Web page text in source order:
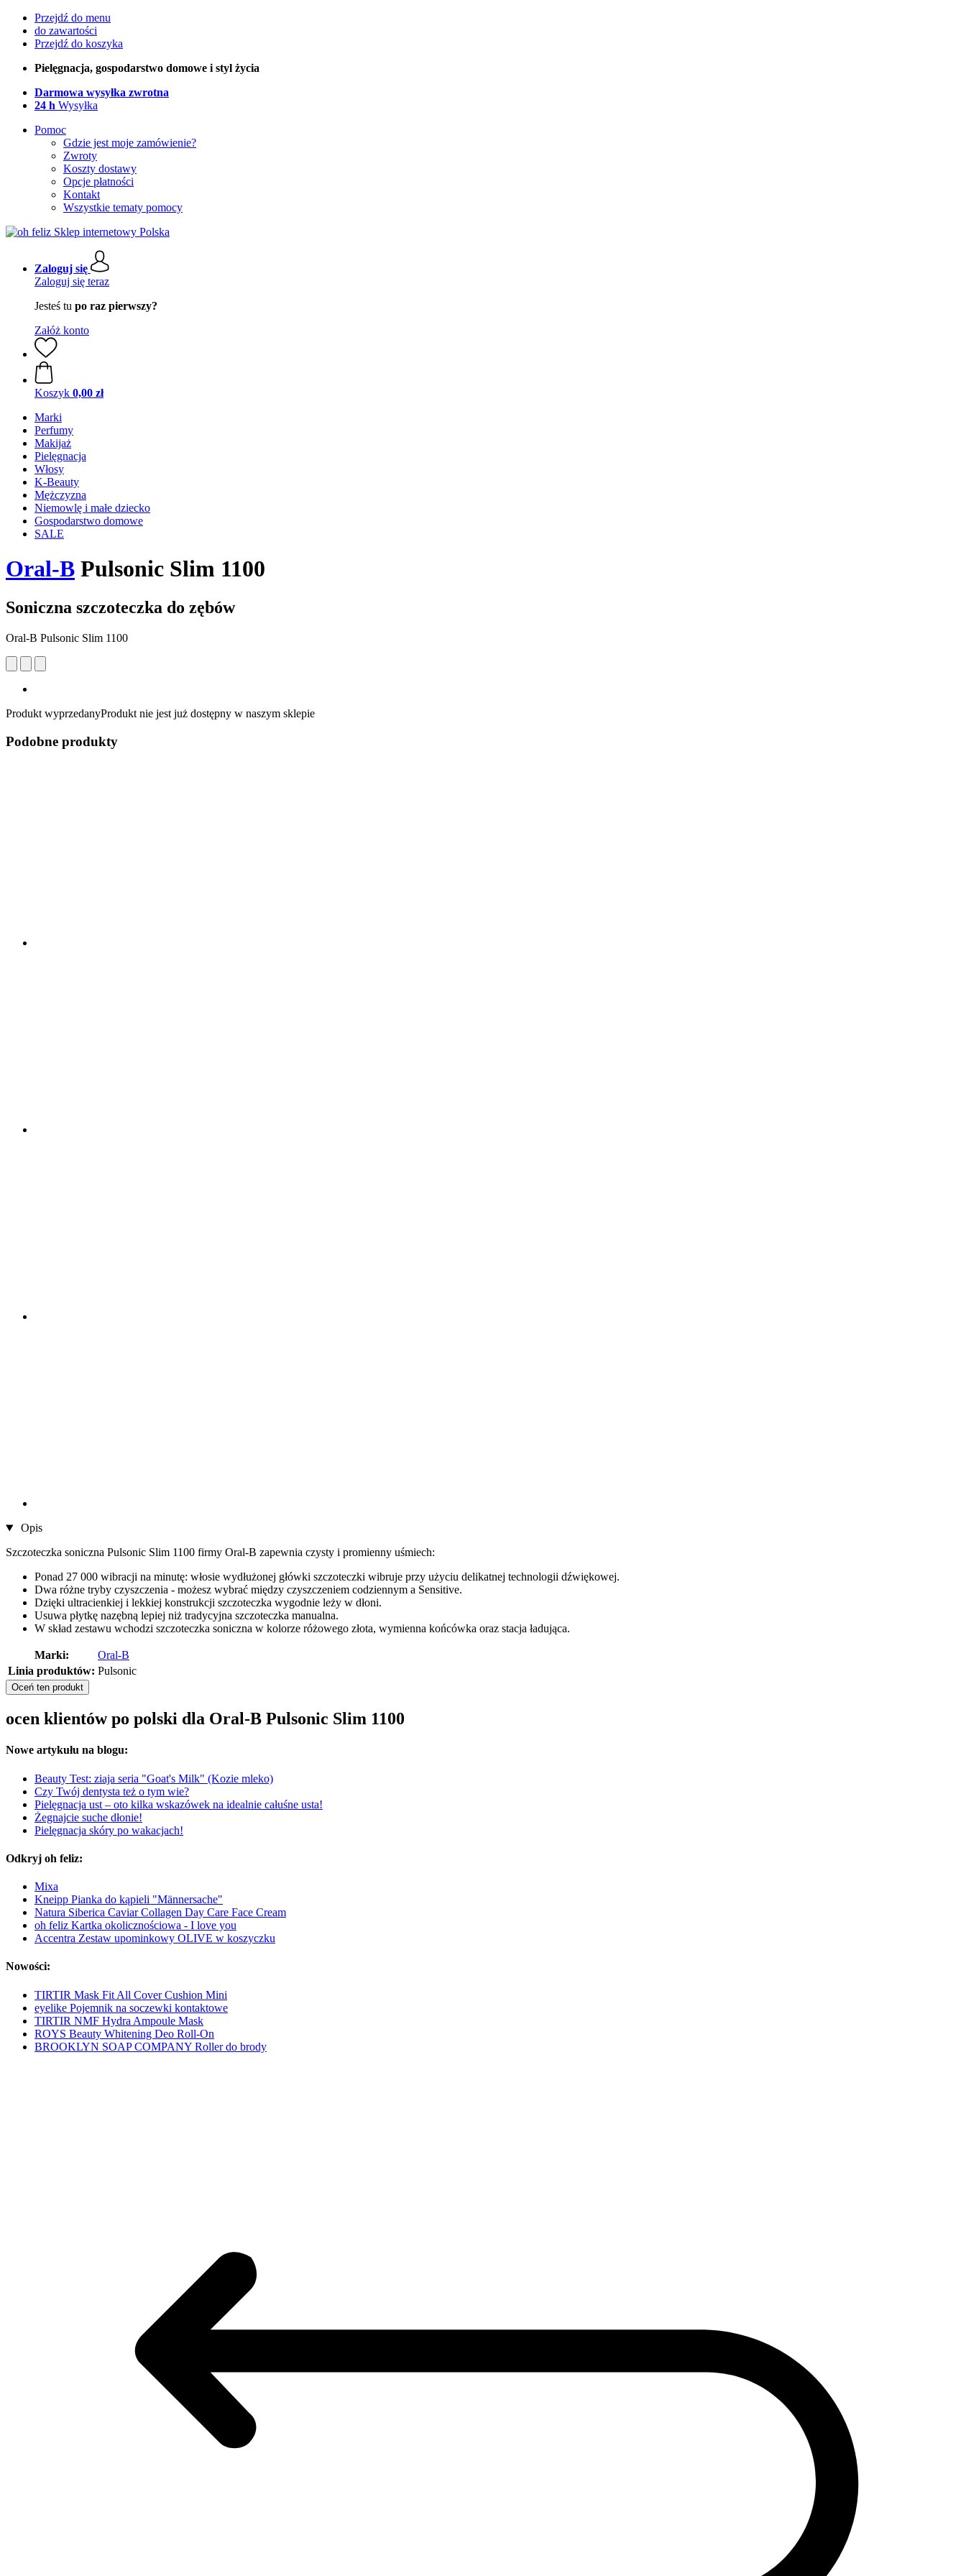
Przejdź do menu
do zawartości
Przejdź do koszyka
Pielęgnacja, gospodarstwo domowe i styl życia
Darmowa wysyłka zwrotna
24 h Wysyłka
Pomoc
Gdzie jest moje zamówienie?
Zwroty
Koszty dostawy
Opcje płatności
Kontakt
Wszystkie tematy pomocy
Zaloguj się
Zaloguj się teraz
Jesteś tu po raz pierwszy?
Załóż konto
Koszyk 0,00 zł
Marki
Perfumy
Makijaż
Pielęgnacja
Włosy
K-Beauty
Mężczyzna
Niemowlę i małe dziecko
Gospodarstwo domowe
SALE
Oral-B Pulsonic Slim 1100
Soniczna szczoteczka do zębów
Oral-B Pulsonic Slim 1100
Produkt wyprzedanyProdukt nie jest już dostępny w naszym sklepie
Podobne produkty
Opis
Szczoteczka soniczna Pulsonic Slim 1100 firmy Oral-B zapewnia czysty i promienny uśmiech:
Ponad 27 000 wibracji na minutę: włosie wydłużonej główki szczoteczki wibruje przy użyciu delikatnej technologii dźwiękowej.
Dwa różne tryby czyszczenia - możesz wybrać między czyszczeniem codziennym a Sensitive.
Dzięki ultracienkiej i lekkiej konstrukcji szczoteczka wygodnie leży w dłoni.
Usuwa płytkę nazębną lepiej niż tradycyjna szczoteczka manualna.
W skład zestawu wchodzi szczoteczka soniczna w kolorze różowego złota, wymienna końcówka oraz stacja ładująca.
Marki:
Oral-B
Linia produktów: Pulsonic
Oceń ten produkt
ocen klientów po polski dla Oral-B Pulsonic Slim 1100
Nowe artykułu na blogu:
Beauty Test: ziaja seria "Goat's Milk" (Kozie mleko)
Czy Twój dentysta też o tym wie?
Pielęgnacja ust – oto kilka wskazówek na idealnie całuśne usta!
Żegnajcie suche dłonie!
Pielęgnacja skóry po wakacjach!
Odkryj oh feliz:
Mixa
Kneipp Pianka do kąpieli "Männersache"
Natura Siberica Caviar Collagen Day Care Face Cream
oh feliz Kartka okolicznościowa - I love you
Accentra Zestaw upominkowy OLIVE w koszyczku
Nowości:
TIRTIR Mask Fit All Cover Cushion Mini
eyelike Pojemnik na soczewki kontaktowe
TIRTIR NMF Hydra Ampoule Mask
ROYS Beauty Whitening Deo Roll-On
BROOKLYN SOAP COMPANY Roller do brody